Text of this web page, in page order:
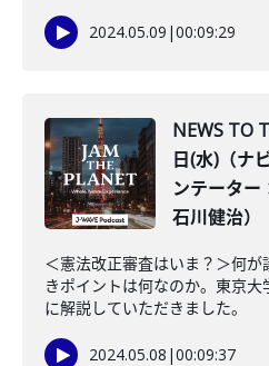
2024.05.09 |00:09:29
NEWS TO
日(水)（ナ
ンテーター
石川健治）
＜憲法改正審査はいま？＞何が
きポイントは何なのか。東京
に解説していただきました。
2024.05.08 |00:09:37